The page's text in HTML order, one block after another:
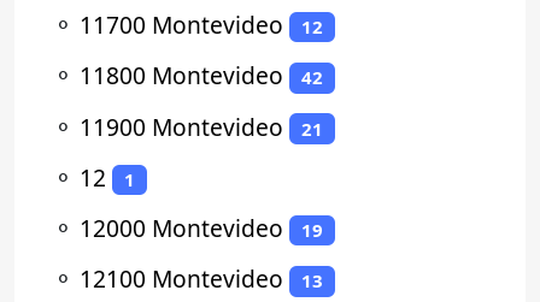
⚬ 11700 Montevideo 12
⚬ 11800 Montevideo 42
⚬ 11900 Montevideo 21
⚬ 12 1
⚬ 12000 Montevideo 19
⚬ 12100 Montevideo 13